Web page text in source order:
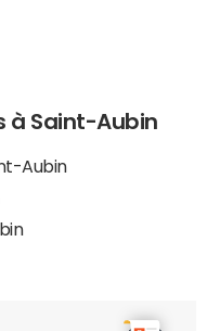
à Saint-Aubin
Aubin